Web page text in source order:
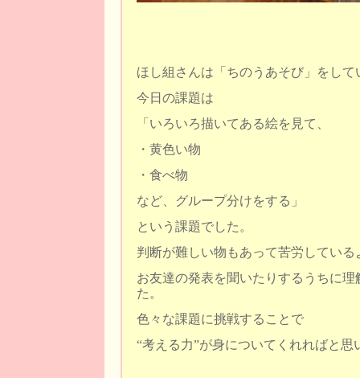
ほし組さんは「ちのうあそび」をして
今日の課題は
「いろいろ描いてある絵を見て、
・黄色い物
・食べ物
など、グループ分けをする」
という課題でした。
判断が難しい物もあって苦労している
お友達の発表を聞いたりするうちに
た。
色々な課題に挑戦することで
“考える力”が身についてくれればと思